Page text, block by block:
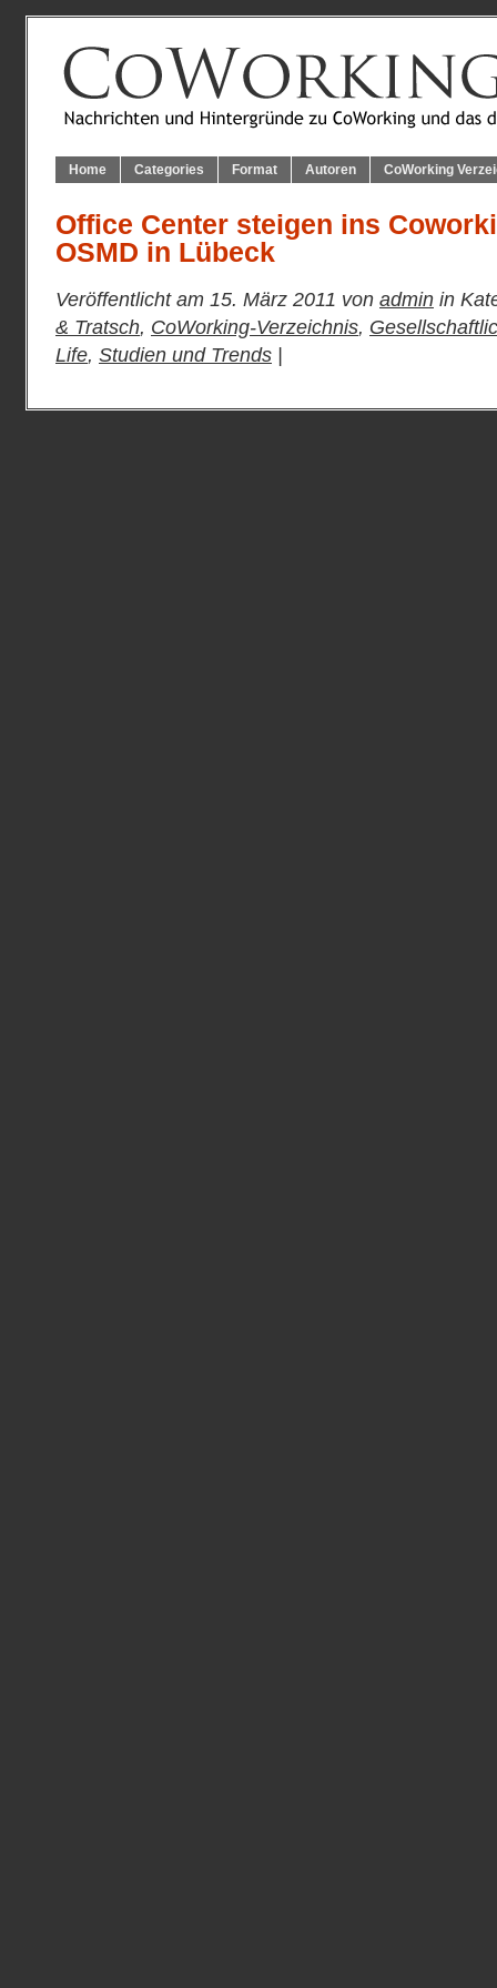
Home Categories Format Autoren CoWorking
Office Center steigen ins
OSMD in Lübeck
Veröffentlicht am 15. März 2011 von admin in
& Tratsch, CoWorking-Verzeichnis,
Life, Studien und Trends